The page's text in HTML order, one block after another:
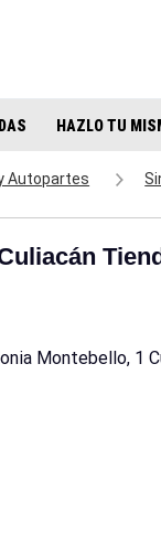
HAZLO TU
Autopartes
Montebello, 1